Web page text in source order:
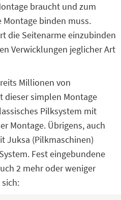
braucht und zum
binden muss.
die Seitenarme einzubinden
Verwicklungen jeglicher Art
Millionen von
dieser simplen Montage
Pilksystem mit
Montage. Übrigens, auch
Juksa (Pilkmaschinen)
Fest eingebundene
2 mehr oder weniger